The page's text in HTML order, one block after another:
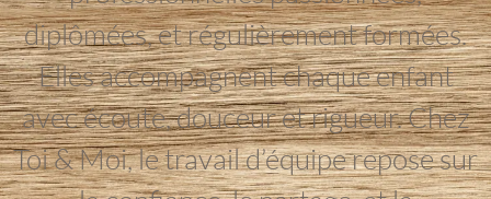
diplômées, et régulièrement formées.
Elles accompagnent chaque enfant
avec écoute, douceur et rigueur. Chez
Toi & Moi, le travail d’équipe repose sur